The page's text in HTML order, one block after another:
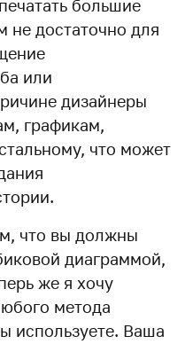
большие
достаточно для
или
дизайнеры
графикам,
что может
что вы должны
диаграммой,
же я хочу
метода
используете. Ваша